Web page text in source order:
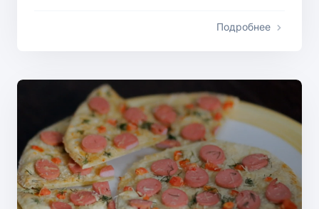
Подробнее